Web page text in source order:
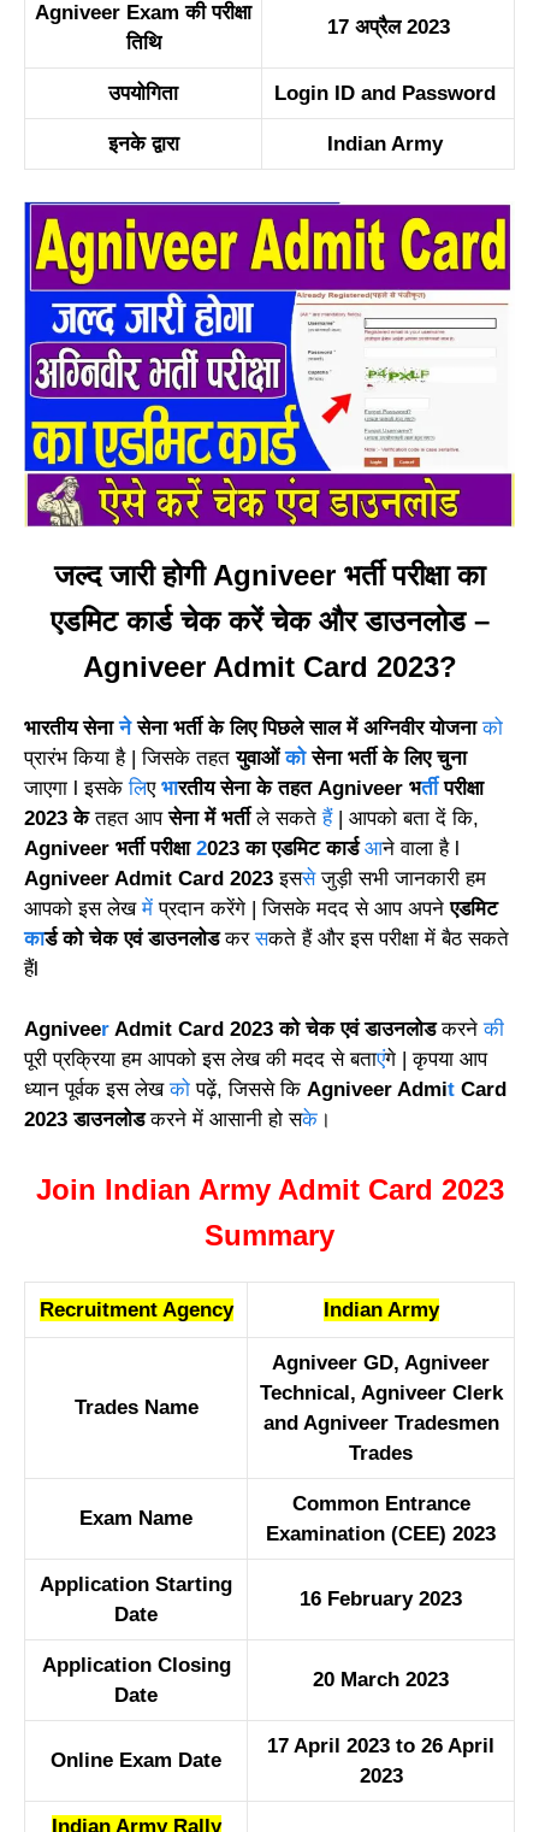
Agniveer Examकीपरीक्षा
तिथि
17 अप्रैल 2023
उपयोगिता Login ID and Password
इनके द्वारा Indian Army
जल्द जारी होगी Agniveer भर्ती परीक्षा का
एडमिट कार्ड चेक करें चेक और डाउनलोड –
Agniveer Admit Card 2023?
भारतीय सेनानेसेना भर्ती के लिए पिछले साल में अग्निवीर योजना को
प्रारंभ किया है | जिसके तहतयुवाओंकोसेना भर्ती के लिए चुना
जाएगा l इसकेलिए भारतीय सेना के तहत Agniveer भर्तीपरीक्षा
2023 केतहत आपसेना में भर्तीले सकतेहैं| आपको बता दें कि,
Agniveer भर्ती परीक्षा 2023 का एडमिट कार्ड आने वाला है l
Agniveer Admit Card 2023 इससेजुड़ी सभी जानकारी हम
आपको इस लेखमें प्रदान करेंगे | जिसके मदद से आप अपनेएडमिट
कार्ड को चेक एवं डाउनलोडकरसकते हैं और इस परीक्षा में बैठ सकते
हैंl
Agniveer Admit Card 2023 को चेक एवं डाउनलोडकरनेकी
पूरी प्रक्रिया हम आपको इस लेख की मदद से बताएंगे | कृपया आप
ध्यान पूर्वक इस लेखको पढ़ें, जिससे कि Agniveer Admit Card
2023 डाउनलोडकरने में आसानी हो सके ।
Join Indian Army Admit Card 2023
Summary
Recruitment Agency Indian Army
Trades Name
Agniveer GD, Agniveer
Technical, Agniveer Clerk
and Agniveer Tradesmen
Trades
Exam Name
Common Entrance
Examination (CEE) 2023
Application Starting
Date
16 February 2023
Application Closing
Date
20 March 2023
Online Exam Date
17 April 2023 to 26 April
2023
Indian Army Rally